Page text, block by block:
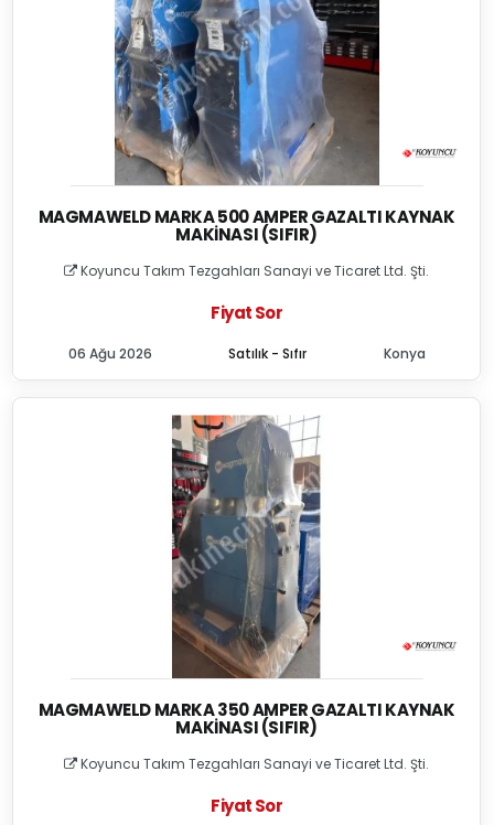
MAGMAWELD MARKA 500 AMPER GAZALTI KAYNAK
MAKINASI (SIFIR)
Koyuncu Takım Tezgahları Sanayi ve Ticaret Ltd. Şti.
Fiyat Sor
Satılık - Sıfır
06 Ağu 2026 Konya
MAGMAWELD MARKA 350 AMPER GAZALTI KAYNAK
MAKINASI (SIFIR)
Koyuncu Takım Tezgahları Sanayi ve Ticaret Ltd. Şti.
Fiyat Sor